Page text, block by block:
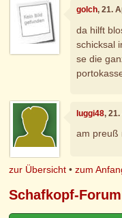
golch, 21.
da hilft
schicksal
se die
luggi48,
am preuß
zur Übersicht •zum
Schafkopf-Forum